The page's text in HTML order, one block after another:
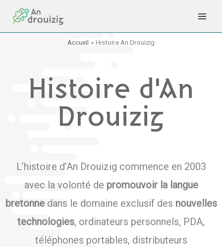
Accueil
Histoire An Drouizig
Histoire d'An
Drouizig
L’histoire d’An Drouizig commence en 2003
avec la volonté de promouvoir la langue
bretonnedans le domaine exclusif des nouvelles
technologies, ordinateurs personnels, PDA,
téléphones portables, distributeurs